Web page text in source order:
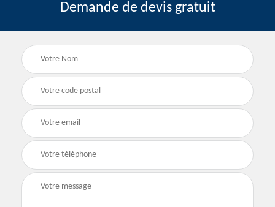
Demande de devis gratuit